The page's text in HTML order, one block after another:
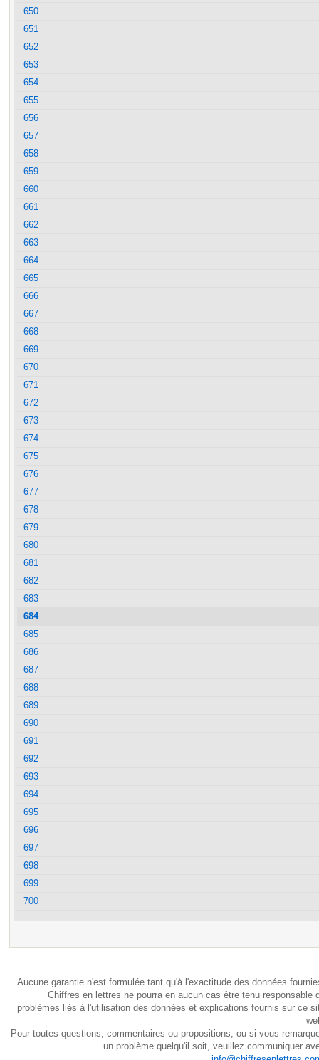
650
651
652
653
654
655
656
657
658
659
660
661
662
663
664
665
666
667
668
669
670
671
672
673
674
675
676
677
678
679
680
681
682
683
684
685
686
687
688
689
690
691
692
693
694
695
696
697
698
699
700
Aucune garantie n'est formulée tant qu'à l'exactitude des données
Chiffres en lettres ne pourra en aucun cas être tenu responsable
problèmes liés à l'utilisation des données et explications fournis sur ce
Pour toutes questions, commentaires ou propositions, ou si vous
un problème quelqu'il soit, veuillez communiquer